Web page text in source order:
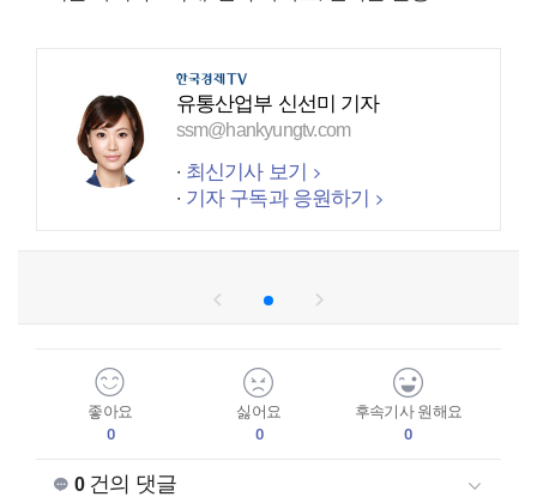
유통산업부 신선미 기자
ssm@hankyungtv.com
최신기사 보기
기자 구독과 응원하기
좋아요
0
싫어요
0
후속기사 원해요
0
0건의 댓글